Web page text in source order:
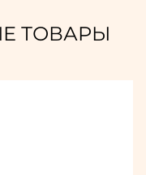
ТОВАРЫ